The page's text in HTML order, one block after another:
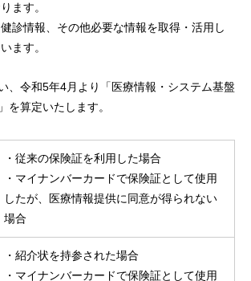
ます。
診情報、その他必要な情報を取得・活用し
ます。
、令和5年4月より「医療情報・システム基盤
を算定いたします。
・従来の保険証を利用した場合
・マイナンバーカードで保険証として使用
したが、医療情報提供に同意が得られない
場合
・紹介状を持参された場合
・マイナンバーカードで保険証として使用